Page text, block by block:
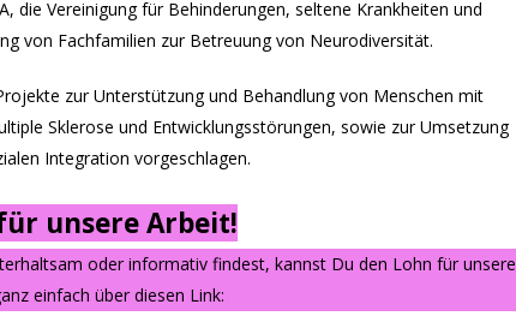
die Vereinigung für Behinderungen, seltene Krankheiten und
von Fachfamilien zur Betreuung von Neurodiversität.
zur Unterstützung und Behandlung von Menschen mit
Sklerose und Entwicklungsstörungen, sowie zur Umsetzung
Integration vorgeschlagen.
unsere Arbeit!
oder informativ findest, kannst Du den Lohn für unsere
einfach über diesen Link: